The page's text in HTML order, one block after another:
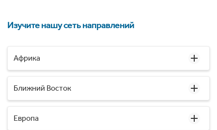
Изучите нашу сеть направлений
Африка
Ближний Восток
Европа